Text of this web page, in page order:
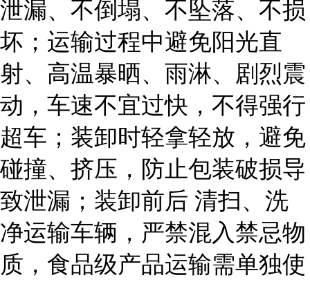
泄漏、不倒塌、不坠落、不损
坏；运输过程中避免阳光直
射、高温暴晒、雨淋、剧烈震
动，车速不宜过快，不得强行
超车；装卸时轻拿轻放，避免
碰撞、挤压，防止包装破损导
致泄漏；装卸前后 清扫、洗
净运输车辆，严禁混入禁忌物
质，食品级产品运输需单独使